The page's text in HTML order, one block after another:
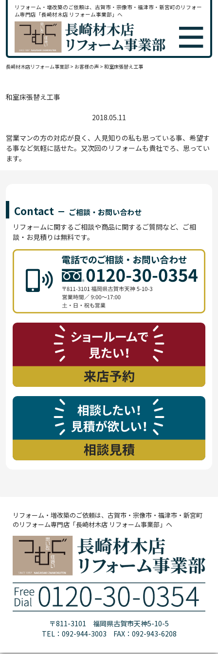
リフォーム・増改築のご依頼は、古賀市・宗像市・福津市・新宮町のリフォー
ム専門店「長崎材木店 リフォーム事業部」へ
長崎材木店リフォーム事業部 > お客様の声 > 和室床張替え工事
和室床張替え工事
2018.05.11
営業マンの方の対応が良く、人見知りの私も思っている事、希望す
る事など気軽に話せた。又次回のリフォームも貴社でろ、思ってい
ます。
Contact ご相談・お問い合わせ
リフォームに関するご相談や商品に関するご質問など、ご相
談・お見積りは無料です。
リフォーム・増改築のご依頼は、古賀市・宗像市・福津市・新宮町
のリフォーム専門店「長崎材木店 リフォーム事業部」へ
〒811-3101 福岡県古賀市天神5-10-5
TEL：092-944-3003 FAX：092-943-6208